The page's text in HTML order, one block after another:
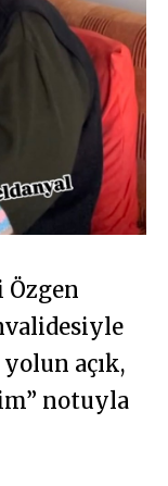
Özgen
açık,
notuyla